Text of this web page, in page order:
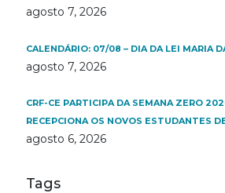
agosto 7, 2026
CALENDÁRIO: 07/08 – DIA DA LEI MARIA
agosto 7, 2026
CRF-CE PARTICIPA DA SEMANA ZERO
RECEPCIONA OS NOVOS ESTUDANTES
agosto 6, 2026
Tags